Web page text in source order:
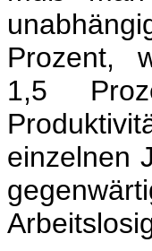
Prozent,
1,5
einzelnen